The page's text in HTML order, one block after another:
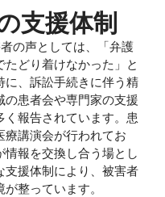
支援体制
の声としては、「弁護
どり着けなかった」と
に、訴訟手続きに伴う精
患者会や専門家の支援
く報告されています。患
療講演会が行われてお
情報を交換し合う場とし
支援体制により、被害者
整っています。